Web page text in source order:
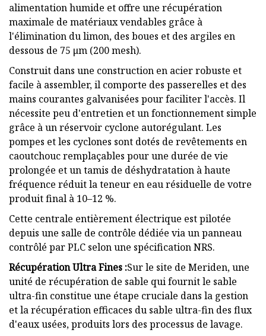
alimentation humide et offre une récupération
maximale de matériaux vendables grâce à
l'élimination du limon, des boues et des argiles en
dessous de 75 μm (200 mesh).
Construit dans une construction en acier robuste et
facile à assembler, il comporte des passerelles et des
mains courantes galvanisées pour faciliter l'accès. Il
nécessite peu d'entretien et un fonctionnement simple
grâce à un réservoir cyclone autorégulant. Les
pompes et les cyclones sont dotés de revêtements en
caoutchouc remplaçables pour une durée de vie
prolongée et un tamis de déshydratation à haute
fréquence réduit la teneur en eau résiduelle de votre
produit final à 10–12 %.
Cette centrale entièrement électrique est pilotée
depuis une salle de contrôle dédiée via un panneau
contrôlé par PLC selon une spécification NRS.
Récupération Ultra Fines :Sur le site de Meriden, une
unité de récupération de sable qui fournit le sable
ultra-fin constitue une étape cruciale dans la gestion
et la récupération efficaces du sable ultra-fin des flux
d'eaux usées, produits lors des processus de lavage.